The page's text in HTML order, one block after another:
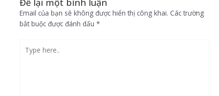
Email của bạn sẽ không được hiển thị công khai. Các trường
bắt buộc được đánh dấu *
here..